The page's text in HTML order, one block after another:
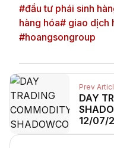
#đầu tư phái sinh
hàng hóa# giao dịch
#hoangsongroup
Prev
DAY
12/07/